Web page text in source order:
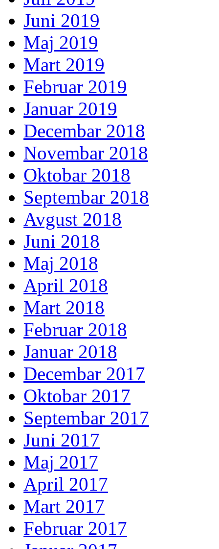
Juni 2019
Maj 2019
Mart 2019
Februar 2019
Januar 2019
Decembar 2018
Novembar 2018
Oktobar 2018
Septembar 2018
Avgust 2018
Juni 2018
Maj 2018
April 2018
Mart 2018
Februar 2018
Januar 2018
Decembar 2017
Oktobar 2017
Septembar 2017
Juni 2017
Maj 2017
April 2017
Mart 2017
Februar 2017